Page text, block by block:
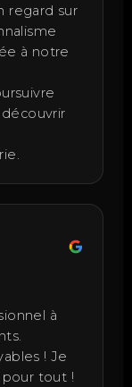
regard sur
à notre
à
! Je
tout !